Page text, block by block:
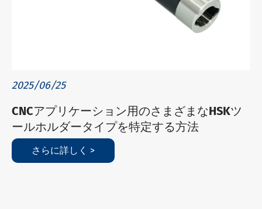
2025/06/25
CNCアプリケーション用のさまざまなHSKツ
ールホルダータイプを特定する方法
さらに詳しく >